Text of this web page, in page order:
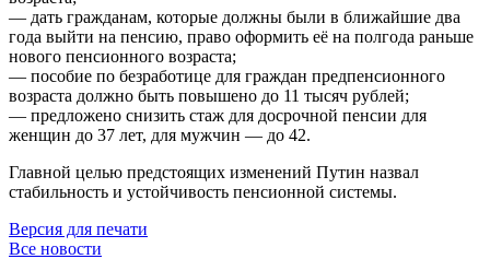
— дать гражданам, которые должны были в ближайшие два
года выйти на пенсию, право оформить её на полгода раньше
нового пенсионного возраста;
— пособие по безработице для граждан предпенсионного
возраста должно быть повышено до 11 тысяч рублей;
— предложено снизить стаж для досрочной пенсии для
женщин до 37 лет, для мужчин — до 42.
Главной целью предстоящих изменений Путин назвал
стабильность и устойчивость пенсионной системы.
Версия для печати
Все новости